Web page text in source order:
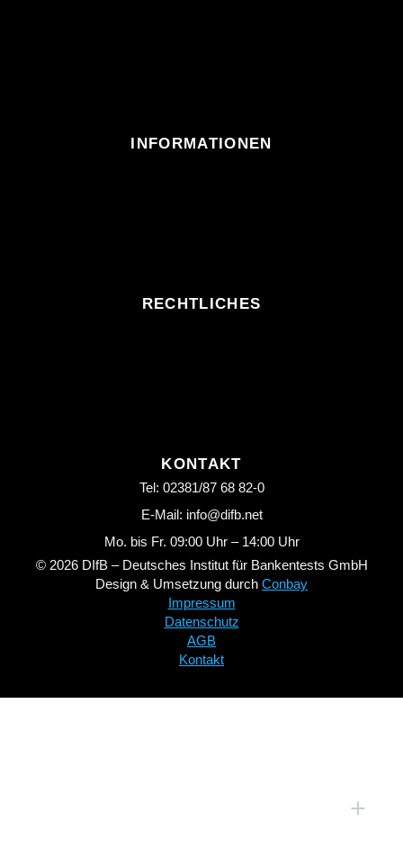
INFORMATIONEN
RECHTLICHES
KONTAKT
Tel: 02381/87 68 82-0
E-Mail: info@difb.net
Mo. bis Fr. 09:00 Uhr – 14:00 Uhr
© 2026 DIfB – Deutsches Institut für Bankentests GmbH
Design & Umsetzung durch Conbay
Impressum
Datenschutz
AGB
Kontakt